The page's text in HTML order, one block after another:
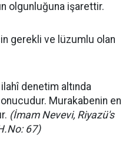
olgunluğuna işarettir.
gerekli ve lüzumlu olan
denetim altında
Murakabenin en
(İmam Nevevi, Riyazü's
67)